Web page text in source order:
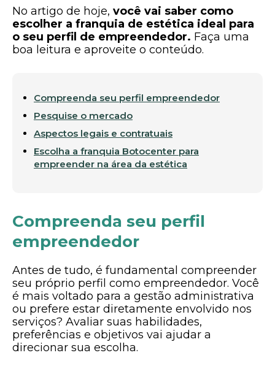
No artigo de hoje, você vai saber como
escolher a franquia de estética ideal para
o seu perfil de empreendedor. Faça uma
boa leitura e aproveite o conteúdo.
Compreenda seu perfil empreendedor
Pesquise o mercado
Aspectos legais e contratuais
Escolha a franquia Botocenter para
empreender na área da estética
Compreenda seu perfil
empreendedor
Antes de tudo, é fundamental compreender
seu próprio perfil como empreendedor. Você
é mais voltado para a gestão administrativa
ou prefere estar diretamente envolvido nos
serviços? Avaliar suas habilidades,
preferências e objetivos vai ajudar a
direcionar sua escolha.